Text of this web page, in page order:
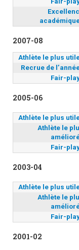
2007-08
Athlète le plus
Recrue de
Fair-
2005-06
Athlète le plus
Athlète le
Fair-
2003-04
Athlète le plus
Athlète le
Fair-
2001-02